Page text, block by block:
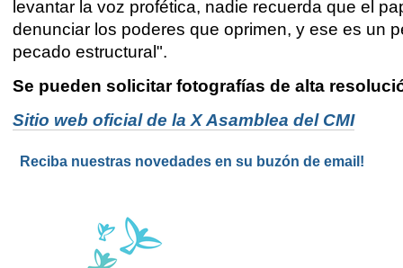
levantar la voz profética, nadie recuerda que el
denunciar los poderes que oprimen, y ese es un
pecado estructural".
Se pueden solicitar fotografías de alta
Sitio web oficial de la X Asamblea del CMI
Reciba nuestras novedades en su buzón de email!